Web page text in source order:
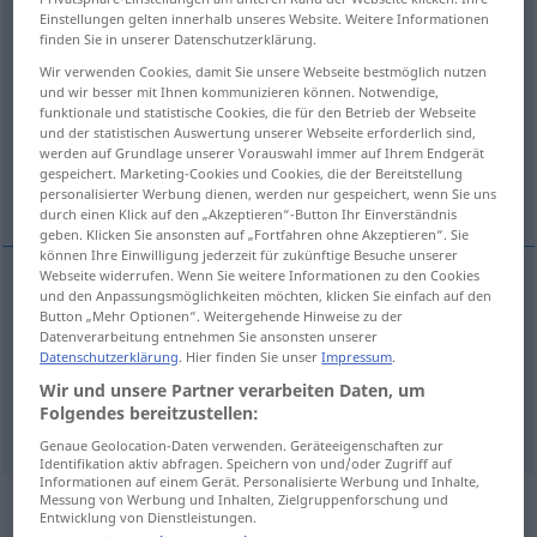
Übersicht aller Übersetzungen
(Für mehr Details die Übersetzung anklicken/antippen)
verblüffen, in Staunen Schrecken versetzen
äußerst überraschen
verblüffen, inStaunenodSchreckenversetzen
äußerstüberraschen astound
astoundsyn vgl.→ siehe „surprise
„astound“: intransitive verb
Einstellungen gelten innerhalb unseres Website. Weitere Informationen
finden Sie in unserer Datenschutzerklärung.
Wir verwenden Cookies, damit Sie unsere Webseite bestmöglich nutzen
und wir besser mit Ihnen kommunizieren können. Notwendige,
funktionale und statistische Cookies, die für den Betrieb der Webseite
und der statistischen Auswertung unserer Webseite erforderlich sind,
werden auf Grundlage unserer Vorauswahl immer auf Ihrem Endgerät
gespeichert. Marketing-Cookies und Cookies, die der Bereitstellung
personalisierter Werbung dienen, werden nur gespeichert, wenn Sie uns
durch einen Klick auf den „Akzeptieren“-Button Ihr Einverständnis
geben. Klicken Sie ansonsten auf „Fortfahren ohne Akzeptieren“. Sie
können Ihre Einwilligung jederzeit für zukünftige Besuche unserer
Webseite widerrufen. Wenn Sie weitere Informationen zu den Cookies
und den Anpassungsmöglichkeiten möchten, klicken Sie einfach auf den
Button „Mehr Optionen“. Weitergehende Hinweise zu der
Datenverarbeitung entnehmen Sie ansonsten unserer
Datenschutzerklärung. Hier finden Sie unserImpressum.
Wir und unsere Partner verarbeiten Daten, um
Folgendes bereitzustellen:
Genaue Geolocation-Daten verwenden. Geräteeigenschaften zur
Identifikation aktiv abfragen. Speichern von und/oder Zugriff auf
Informationen auf einem Gerät. Personalisierte Werbung und Inhalte,
Messung von Werbung und Inhalten, Zielgruppenforschung und
Entwicklung von Dienstleistungen.